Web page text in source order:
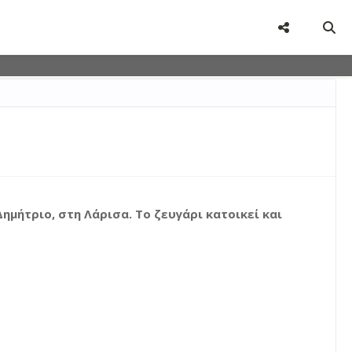
στη Λάρισα. Το ζευγάρι κατοικεί και
agent